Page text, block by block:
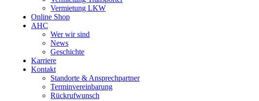
Vermietung LKW
Online Shop
AHC
Wer wir sind
News
Geschichte
Karriere
Kontakt
Standorte & Ansprechpartner
Terminvereinbarung
Rückrufwunsch